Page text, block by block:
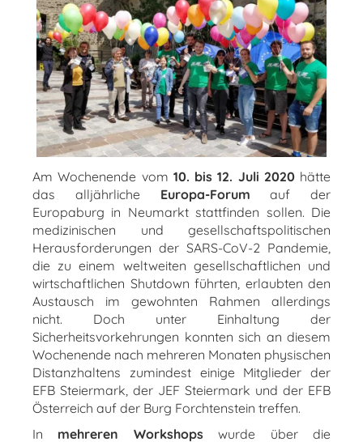
Am Wochenende vom 10. bis 12. Juli 2020hätte
das alljährliche Europa-Forum auf der
Europaburg in Neumarkt stattfinden sollen. Die
medizinischen und gesellschaftspolitischen
Herausforderungen der SARS-CoV-2 Pandemie,
die zu einem weltweiten gesellschaftlichen und
wirtschaftlichen Shutdown führten, erlaubten den
Austausch im gewohnten Rahmen allerdings
nicht. Doch unter Einhaltung der
Sicherheitsvorkehrungen konnten sich an diesem
Wochenende nach mehreren Monaten physischen
Distanzhaltens zumindest einige Mitglieder der
EFB Steiermark, der JEF Steiermark und der EFB
Österreich auf der Burg Forchtenstein treffen.
In mehreren Workshopswurde über die